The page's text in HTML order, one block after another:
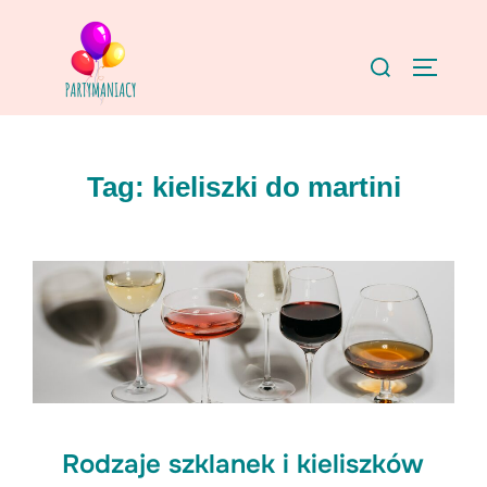
Search
Tag: kieliszki do martini
Rodzaje szklanek i kieliszków